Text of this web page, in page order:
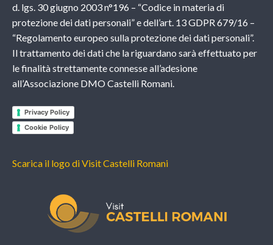
d. lgs. 30 giugno 2003 n°196 – “Codice in materia di
protezione dei dati personali” e dell’art. 13 GDPR 679/16 –
“Regolamento europeo sulla protezione dei dati personali”.
Il trattamento dei dati che la riguardano sarà effettuato per
le finalità strettamente connesse all’adesione
all’Associazione DMO Castelli Romani.
Privacy Policy
Cookie Policy
Scarica il logo di Visit Castelli Romani